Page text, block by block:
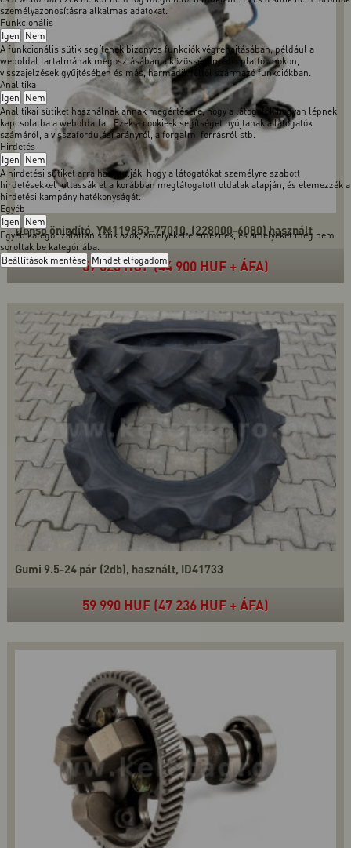
személyazonosításra alkalmas adatokat.
Funkcionális
Igen Nem
A funkcionális sütik segítenek bizonyos funkciók végrehajtásában, például a
weboldal tartalmának megosztásában a közösségi média platformokon,
visszajelzések gyűjtésében és más, harmadik féltől származó funkciókban.
Analitika
Igen Nem
Analitikai sütiket használnak annak megértésére, hogy a látogatók hogyan lépnek
kapcsolatba a weboldallal. Ezek a cookie-k segítséget nyújtanak a látogatók
számáról, a visszafordulási arányról, a forgalmi forrásról stb.
Hirdetés
Igen Nem
A hirdetési sütiket arra használják, hogy a látogatókat személyre szabott
hirdetésekkel juttassák el a korábban meglátogatott oldalak alapján, és elemezzék a
hirdetési kampány hatékonyságát.
Egyéb
Igen Nem
Egyéb kategorizálatlan sütik azok, amelyeket elemeznek, és amelyeket még nem
soroltak be kategóriába.
Beállítások mentése Mindet elfogadom
Denso önindító, YM119853-77010, (228000-6080) használt
57 023 HUF (44 900 HUF + ÁFA)
Gumi 9.5-24 pár (2db), használt, ID41733
59 990 HUF (47 236 HUF + ÁFA)